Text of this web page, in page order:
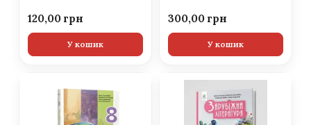
120,00
У кошик
300,00
У кошик